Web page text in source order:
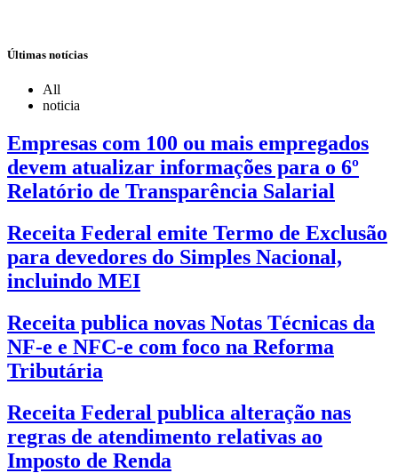
Últimas notícias
All
noticia
Empresas com 100 ou mais empregados
devem atualizar informações para o 6º
Relatório de Transparência Salarial
Receita Federal emite Termo de Exclusão
para devedores do Simples Nacional,
incluindo MEI
Receita publica novas Notas Técnicas da
NF-e e NFC-e com foco na Reforma
Tributária
Receita Federal publica alteração nas
regras de atendimento relativas ao
Imposto de Renda